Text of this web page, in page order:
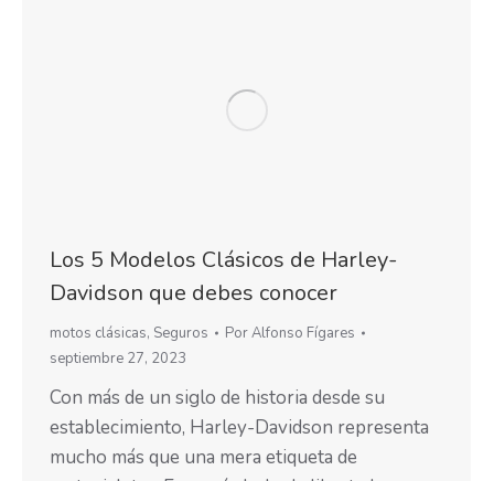
Los 5 Modelos Clásicos de Harley-
Davidson que debes conocer
motos clásicas, Seguros PorAlfonso Fígares
septiembre 27, 2023
Con más de un siglo de historia desde su
establecimiento, Harley-Davidson representa
mucho más que una mera etiqueta de